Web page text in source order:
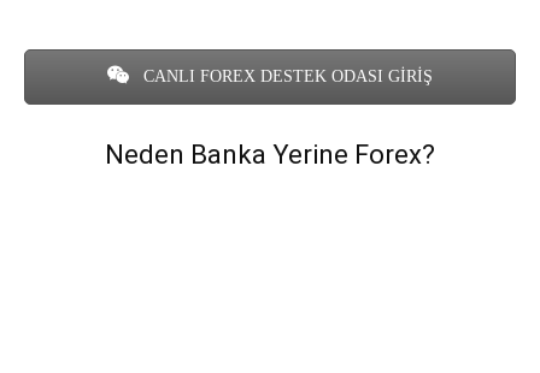
CANLI FOREX DESTEK ODASI GİRİŞ
Neden Banka Yerine Forex?